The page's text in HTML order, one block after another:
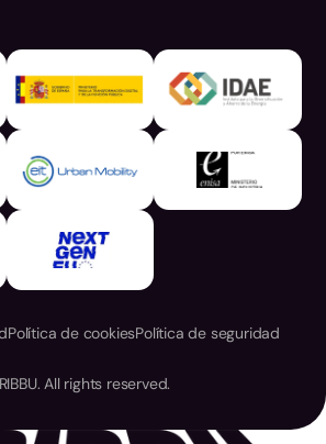
Política de cookiesPolítica de seguridad
All rights reserved.